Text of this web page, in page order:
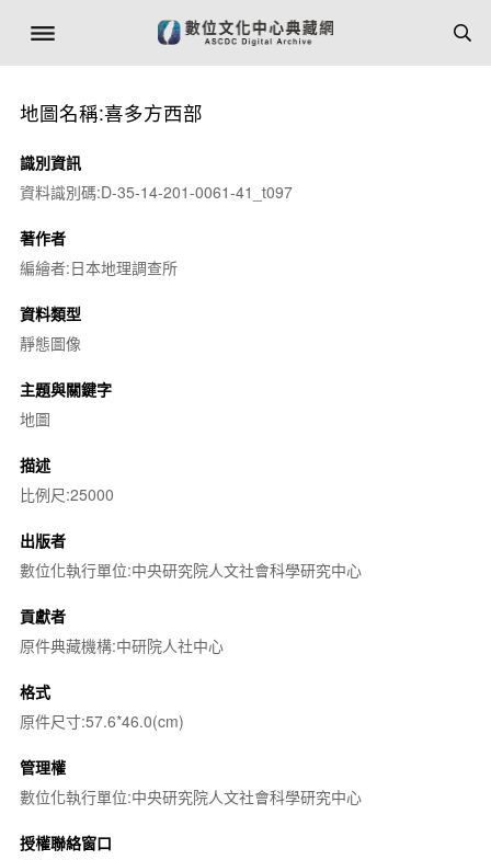
地圖名稱:喜多方西部
識別資訊
資料識別碼:D-35-14-201-0061-41_t097
著作者
編繪者:日本地理調查所
資料類型
靜態圖像
主題與關鍵字
地圖
描述
比例尺:25000
出版者
數位化執行單位:中央研究院人文社會科學研究中心
貢獻者
原件典藏機構:中研院人社中心
格式
原件尺寸:57.6*46.0(cm)
管理權
數位化執行單位:中央研究院人文社會科學研究中心
授權聯絡窗口